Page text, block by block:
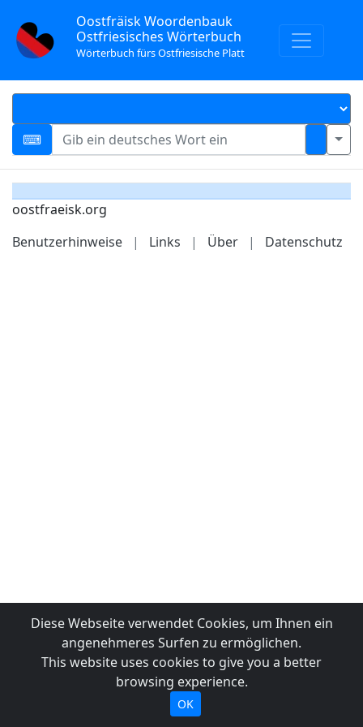
Oostfräisk Woordenbauk
Ostfriesisches Wörterbuch
Wörterbuch fürs Ostfriesische Platt
oostfraeisk.org
Benutzerhinweise
| Links | Über | Datenschutz
Diese Webseite verwendet Cookies, um Ihnen ein
angenehmeres Surfen zu ermöglichen.
This website uses cookies to give you a better
browsing experience.
OK